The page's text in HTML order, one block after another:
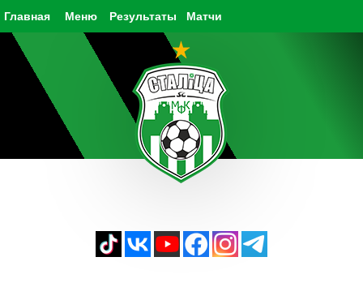
Главная Результаты Матчи
Меню